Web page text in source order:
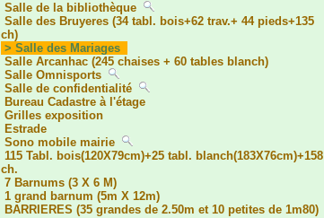
Salle de la bibliothèque
Salle des Bruyeres (34 tabl. bois+62 trav.+ 44 pieds+135
ch)
> Salle des Mariages
Salle Arcanhac (245 chaises + 60 tables blanch)
Salle Omnisports
Salle de confidentialité
Bureau Cadastre à l'étage
Grilles exposition
Estrade
Sono mobile mairie
115 Tabl. bois(120X79cm)+25 tabl. blanch(183X76cm)+158
ch.
7 Barnums (3 X 6 M)
1 grand barnum (5m X 12m)
BARRIERES (35 grandes de 2.50m et 10 petites de 1m80)